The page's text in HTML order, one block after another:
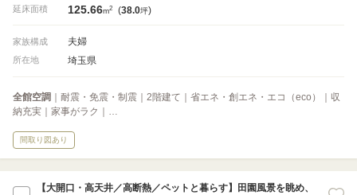
延床面積 125.66m2 (38.0坪)
家族構成 夫婦
所在地 埼玉県
全館空調 ｜耐震・免震・制震｜2階建て｜省エネ・創エネ・エコ（eco）｜収
納充実｜家事がラク｜…
間取り図あり
【大開口・高天井／高断熱／ペットと暮らす】田園風景を眺め、